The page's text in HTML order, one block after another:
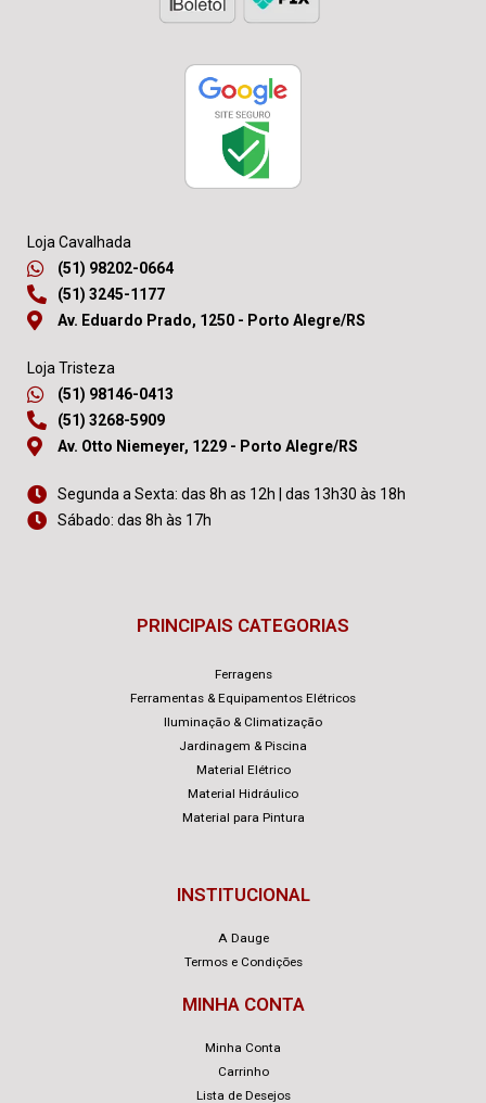
Loja Cavalhada
(51) 98202-0664
(51) 3245-1177
Av. Eduardo Prado, 1250 - Porto Alegre/RS
Loja Tristeza
(51) 98146-0413
(51) 3268-5909
Av. Otto Niemeyer, 1229 - Porto Alegre/RS
Segunda a Sexta: das 8h as 12h | das 13h30 às 18h
Sábado: das 8h às 17h
PRINCIPAIS CATEGORIAS
Ferragens
Ferramentas & Equipamentos Elétricos
Iluminação & Climatização
Jardinagem & Piscina
Material Elétrico
Material Hidráulico
Material para Pintura
INSTITUCIONAL
A Dauge
Termos e Condições
MINHA CONTA
Minha Conta
Carrinho
Lista de Desejos